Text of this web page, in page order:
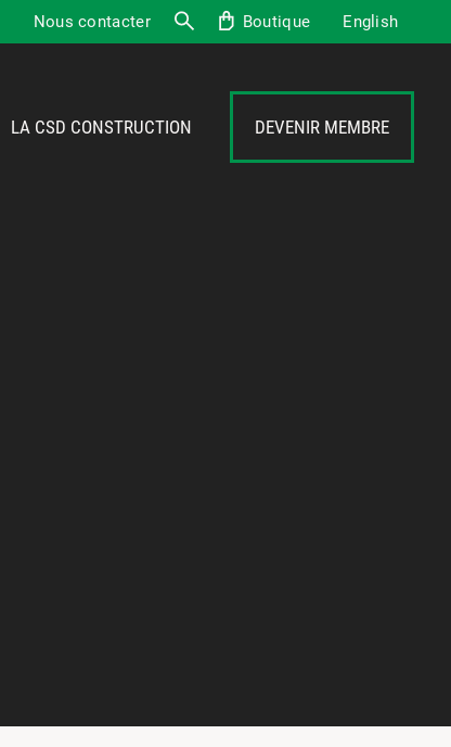
Nous contacter Boutique English
LA CSD CONSTRUCTION DEVENIR MEMBRE